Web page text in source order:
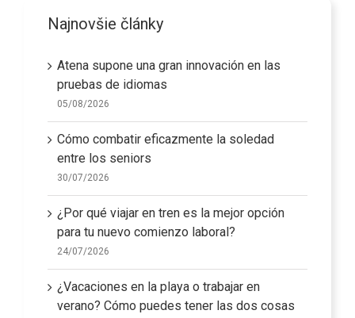
Najnovšie články
Atena supone una gran innovación en las
pruebas de idiomas
05/08/2026
Cómo combatir eficazmente la soledad
entre los seniors
30/07/2026
¿Por qué viajar en tren es la mejor opción
para tu nuevo comienzo laboral?
24/07/2026
¿Vacaciones en la playa o trabajar en
verano? Cómo puedes tener las dos cosas